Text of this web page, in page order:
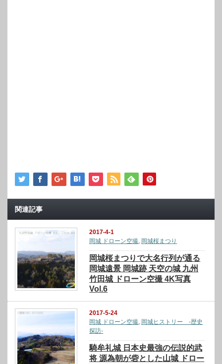
関連記事
2017-4-1
岡城 ドローン空撮, 岡城桜まつり
岡城桜まつりで大名行列が通る
岡城遠景 岡城跡 天空の城 九州
竹田城 ドローン空撮 4K写真
Vol.6
2017-5-24
岡城 ドローン空撮, 岡城ヒストリー -歴史
探訪-
騎牟礼城 日本史最強の伝説的武
将 源為朝が砦とした山城 ドロー